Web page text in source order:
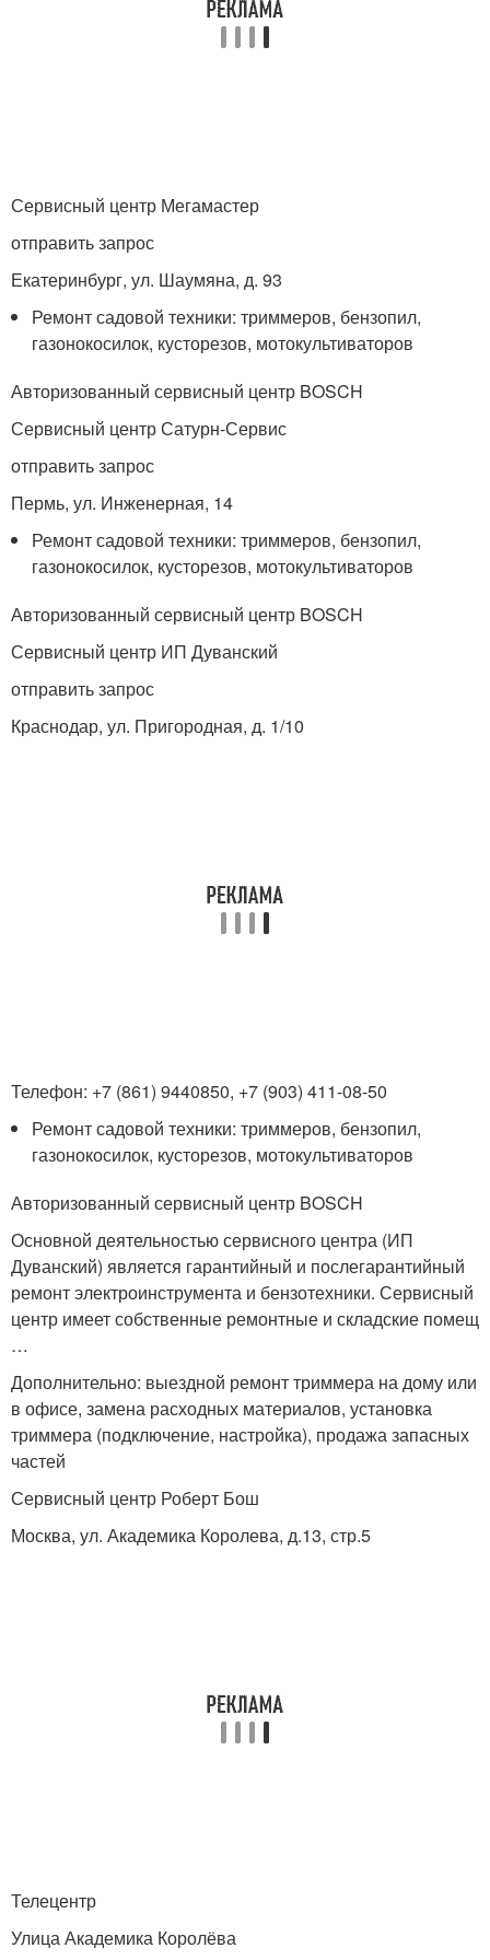
Сервисный центр Мегамастер
отправить запрос
Екатеринбург, ул. Шаумяна, д. 93
Ремонт садовой техники: триммеров, бензопил,
газонокосилок, кусторезов, мотокультиваторов
Авторизованный сервисный центр BOSCH
Сервисный центр Сатурн-Сервис
отправить запрос
Пермь, ул. Инженерная, 14
Ремонт садовой техники: триммеров, бензопил,
газонокосилок, кусторезов, мотокультиваторов
Авторизованный сервисный центр BOSCH
Сервисный центр ИП Дуванский
отправить запрос
Краснодар, ул. Пригородная, д. 1/10
Телефон: +7 (861) 9440850, +7 (903) 411-08-50
Ремонт садовой техники: триммеров, бензопил,
газонокосилок, кусторезов, мотокультиваторов
Авторизованный сервисный центр BOSCH
Основной деятельностью сервисного центра (ИП
Дуванский) является гарантийный и послегарантийный
ремонт электроинструмента и бензотехники. Сервисный
центр имеет собственные ремонтные и складские помещ
…
Дополнительно: выездной ремонт триммера на дому или
в офисе, замена расходных материалов, установка
триммера (подключение, настройка), продажа запасных
частей
Сервисный центр Роберт Бош
Москва, ул. Академика Королева, д.13, стр.5
Телецентр
Улица Академика Королёва